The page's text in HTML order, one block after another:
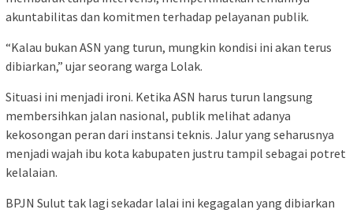
akuntabilitas dan komitmen terhadap pelayanan publik.
“Kalau bukan ASN yang turun, mungkin kondisi ini akan terus
dibiarkan,” ujar seorang warga Lolak.
Situasi ini menjadi ironi. Ketika ASN harus turun langsung
membersihkan jalan nasional, publik melihat adanya
kekosongan peran dari instansi teknis. Jalur yang seharusnya
menjadi wajah ibu kota kabupaten justru tampil sebagai potret
kelalaian.
BPJN Sulut tak lagi sekadar lalai ini kegagalan yang dibiarkan